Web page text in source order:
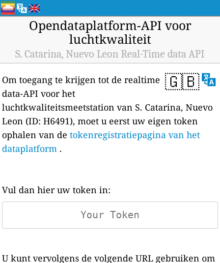
Opendataplatform-API voor
luchtkwaliteit
S. Catarina, Nuevo Leon Real-Time data API
🇬🇧
Om toegang te krijgen tot de realtime
data-API voor het
luchtkwaliteitsmeetstation van S. Catarina, Nuevo
Leon (ID: H6491), moet u eerst uw eigen token
ophalen van detokenregistratiepagina van het
dataplatform .
Vul dan hier uw token in:
U kunt vervolgens de volgende URL gebruiken om